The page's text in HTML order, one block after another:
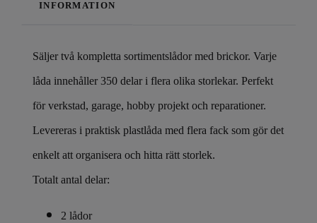
INFORMATION
Säljer två kompletta sortimentslådor med brickor. Varje
låda innehåller 350 delar i flera olika storlekar. Perfekt
för verkstad, garage, hobby projekt och reparationer.
Levereras i praktisk plastlåda med flera fack som gör det
enkelt att organisera och hitta rätt storlek.
Totalt antal delar:
2 lådor